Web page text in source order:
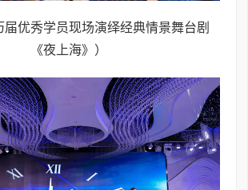
届优秀学员现场演绎经典情景舞台剧
《夜上海》）